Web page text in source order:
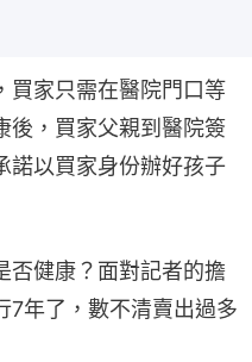
買家只需在醫院門口等
後，買家父親到醫院簽
諾以買家身份辦好孩子
否健康？面對記者的擔
7年了，數不清賣出過多